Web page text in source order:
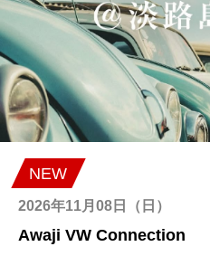
NEW
2026年11月08日（日）
Awaji VW Connection